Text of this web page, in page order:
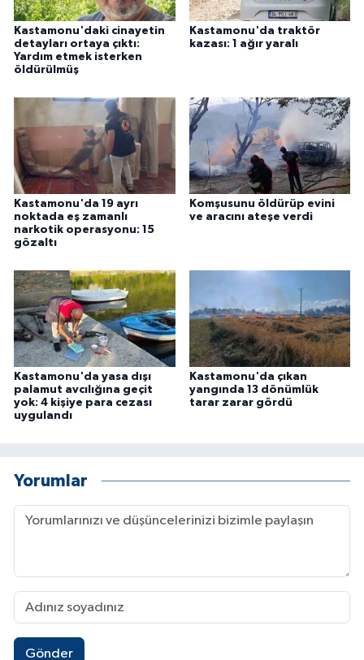
Kastamonu'daki cinayetin
detayları ortaya çıktı:
Yardım etmek isterken
öldürülmüş
Kastamonu'da traktör
kazası: 1 ağır yaralı
Kastamonu'da 19 ayrı
noktada eş zamanlı
narkotik operasyonu: 15
gözaltı
Komşusunu öldürüp evini
ve aracını ateşe verdi
Kastamonu'da yasa dışı
palamut avcılığına geçit
yok: 4 kişiye para cezası
uygulandı
Kastamonu'da çıkan
yangında 13 dönümlük
tarar zarar gördü
Yorumlar
Gönder
YEREL
Yerel Haberler